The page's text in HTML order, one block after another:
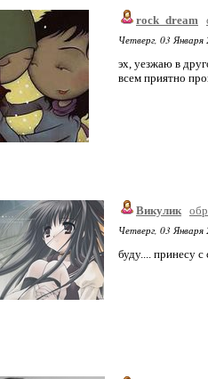
rock_dream
Четверг, 03
эх, уезжаю в
всем приятно
Викулик
Четверг, 03
буду.... принесу